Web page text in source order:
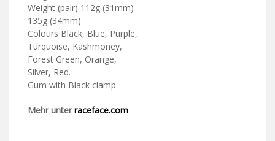
Weight (pair) 112g (31mm)
135g (34mm)
Colours Black, Blue, Purple,
Turquoise, Kashmoney,
Forest Green, Orange,
Silver, Red.
Gum with Black clamp.
Mehr unterraceface.com